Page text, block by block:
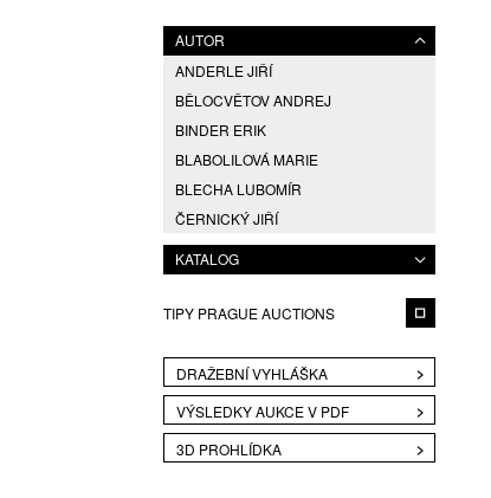
AUTOR
ANDERLE JIŘÍ
BĚLOCVĚTOV ANDREJ
BINDER ERIK
BLABOLILOVÁ MARIE
BLECHA LUBOMÍR
ČERNICKÝ JIŘÍ
DAVID JIŘÍ
DVOŘÁK JAROSLAV EDUARD
ELIÁŠ BOHUMIL
FÁRA LIBOR
FÁROVÁ GABINA
FREMUND RICHARD
FREŠO VIKTOR
KATALOG
TIPY PRAGUE AUCTIONS
DRAŽEBNÍ VYHLÁŠKA
VÝSLEDKY AUKCE V PDF
3D PROHLÍDKA